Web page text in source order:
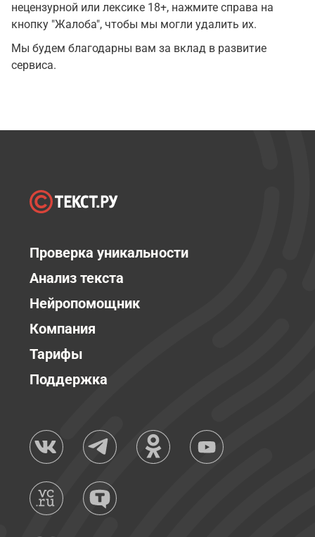
нецензурной или лексике 18+, нажмите справа на
кнопку "Жалоба", чтобы мы могли удалить их.
Мы будем благодарны вам за вклад в развитие
сервиса.
Проверка уникальности
Анализ текста
Нейропомощник
Компания
Тарифы
Поддержка